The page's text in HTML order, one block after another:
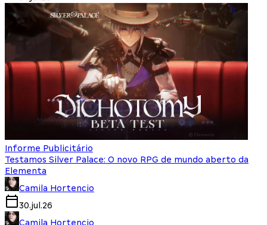
Informe Publicitário
Testamos Silver Palace: O novo RPG de mundo aberto da
Elementa
Camila Hortencio
30.jul.26
Camila Hortencio